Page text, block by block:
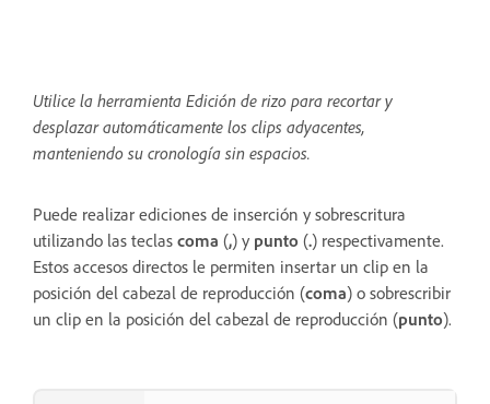
Utilice la herramienta Edición de rizo para recortar y
desplazar automáticamente los clips adyacentes,
manteniendo su cronología sin espacios.
Puede realizar ediciones de inserción y sobrescritura
utilizando las teclas coma (,) y punto (.) respectivamente.
Estos accesos directos le permiten insertar un clip en la
posición del cabezal de reproducción (coma) o sobrescribir
un clip en la posición del cabezal de reproducción (punto).